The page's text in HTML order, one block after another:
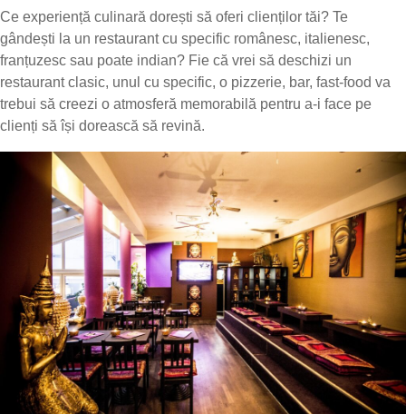
Ce experiență culinară dorești să oferi clienților tăi? Te
gândești la un restaurant cu specific românesc, italienesc,
franțuzesc sau poate indian? Fie că vrei să deschizi un
restaurant clasic, unul cu specific, o pizzerie, bar, fast-food va
trebui să creezi o atmosferă memorabilă pentru a-i face pe
clienți să își dorească să revină.